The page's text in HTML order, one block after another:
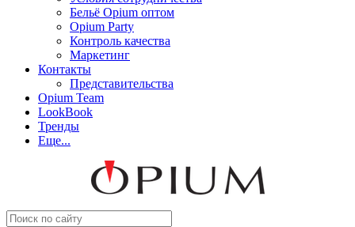
Бельё Opium оптом
Opium Party
Контроль качества
Маркетинг
Контакты
Представительства
Opium Team
LookBook
Тренды
Еще...